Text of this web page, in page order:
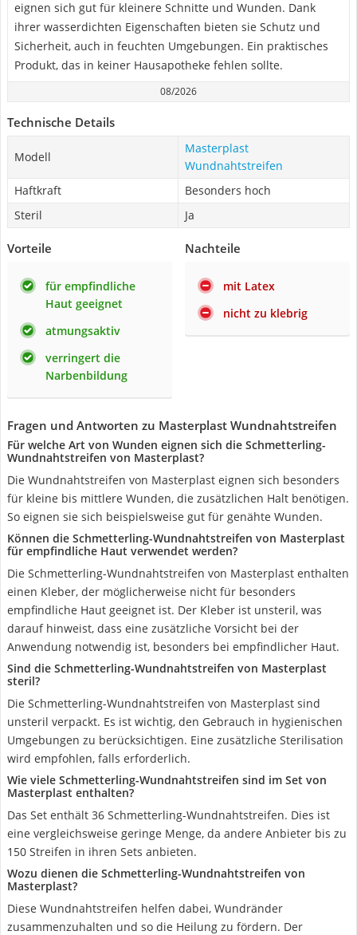
eignen sich gut für kleinere Schnitte und Wunden. Dank
ihrer wasserdichten Eigenschaften bieten sie Schutz und
Sicherheit, auch in feuchten Umgebungen. Ein praktisches
Produkt, das in keiner Hausapotheke fehlen sollte.
08/2026
Technische Details
Modell
Masterplast
Wundnahtstreifen
Haftkraft
Besonders hoch
Steril
Ja
Vorteile
für empfindliche
Haut geeignet
atmungsaktiv
verringert die
Narbenbildung
Nachteile
mit Latex
nicht zu klebrig
Fragen und Antworten zu Masterplast Wundnahtstreifen
Für welche Art von Wunden eignen sich die Schmetterling-
Wundnahtstreifen von Masterplast?
Die Wundnahtstreifen von Masterplast eignen sich besonders
für kleine bis mittlere Wunden, die zusätzlichen Halt benötigen.
So eignen sie sich beispielsweise gut für genähte Wunden.
Können die Schmetterling-Wundnahtstreifen von Masterplast
für empfindliche Haut verwendet werden?
Die Schmetterling-Wundnahtstreifen von Masterplast enthalten
einen Kleber, der möglicherweise nicht für besonders
empfindliche Haut geeignet ist. Der Kleber ist unsteril, was
darauf hinweist, dass eine zusätzliche Vorsicht bei der
Anwendung notwendig ist, besonders bei empfindlicher Haut.
Sind die Schmetterling-Wundnahtstreifen von Masterplast
steril?
Die Schmetterling-Wundnahtstreifen von Masterplast sind
unsteril verpackt. Es ist wichtig, den Gebrauch in hygienischen
Umgebungen zu berücksichtigen. Eine zusätzliche Sterilisation
wird empfohlen, falls erforderlich.
Wie viele Schmetterling-Wundnahtstreifen sind im Set von
Masterplast enthalten?
Das Set enthält 36 Schmetterling-Wundnahtstreifen. Dies ist
eine vergleichsweise geringe Menge, da andere Anbieter bis zu
150 Streifen in ihren Sets anbieten.
Wozu dienen die Schmetterling-Wundnahtstreifen von
Masterplast?
Diese Wundnahtstreifen helfen dabei, Wundränder
zusammenzuhalten und so die Heilung zu fördern. Der